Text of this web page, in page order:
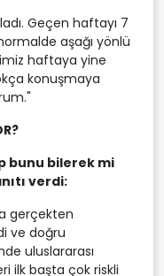
Geçen haftayı 7
aşağı yönlü
haftaya yine
konuşmaya
bunu bilerek mi
verdi:
gerçekten
ve doğru
uluslararası
ilk başta çok riskli